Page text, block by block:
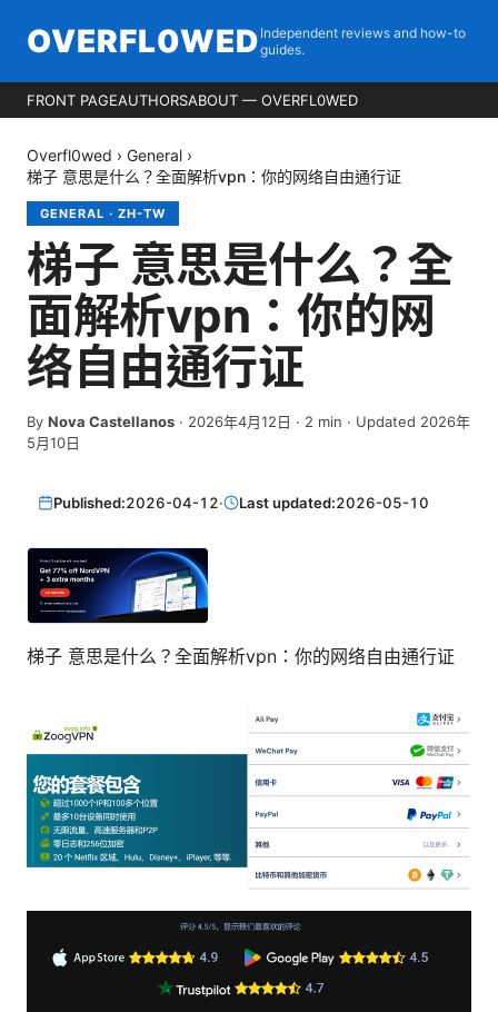
OVERFL0WED Independent reviews and how-to
guides.
FRONT PAGEAUTHORSABOUT — OVERFL0WED
Overfl0wed › General ›
梯子 意思是什么？全面解析vpn：你的网络自由通行证
GENERAL · ZH-TW
梯子 意思是什么？全
面解析vpn：你的网
络自由通行证
By Nova Castellanos · 2026年4月12日 · 2 min · Updated 2026年
5月10日
Published:2026-04-12· Last updated:2026-05-10
梯子 意思是什么？全面解析vpn：你的网络自由通行证